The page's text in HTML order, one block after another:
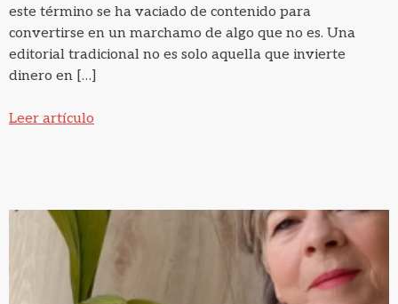
este término se ha vaciado de contenido para
convertirse en un marchamo de algo que no es. Una
editorial tradicional no es solo aquella que invierte
dinero en […]
Leer artículo